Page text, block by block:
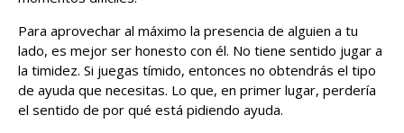
Para aprovechar al máximo la presencia de alguien a tu
lado, es mejor ser honesto con él. No tiene sentido jugar a
la timidez. Si juegas tímido, entonces no obtendrás el tipo
de ayuda que necesitas. Lo que, en primer lugar, perdería
el sentido de por qué está pidiendo ayuda.